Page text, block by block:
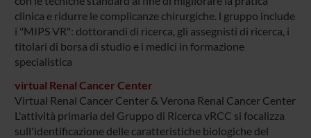
clinica e ridurre le complicanze chirurgiche. l gruppo include
i "MIPS VR": dottorandi di ricerca, gli assegnisti di ricerca, i
titolari di borsa di studio e i medici in formazione
specialistica
virtual Renal Cancer Center
Virtual Renal Cancer Center & Verona Renal Cancer Center
L'attività primaria del Gruppo di Ricerca vRCC si focalizza
sull'identificazione delle caratteristiche biologiche del